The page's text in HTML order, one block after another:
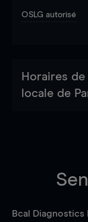
OSLG autorisé
Horaires
locale de
Bcal Diagnostics